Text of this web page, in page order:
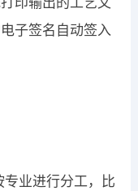
子签名自动签入
业进行分工，比